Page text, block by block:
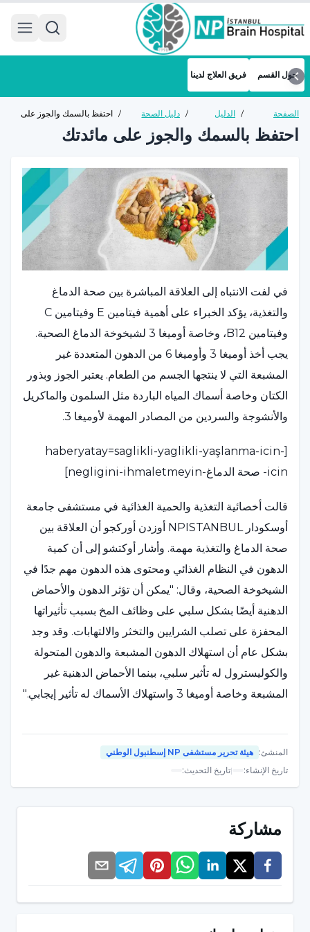
حول القسم فريق العلاج لدينا
الصفحة
الرئيسية
/ الدليل
/ دليل الصحة
العامة
/ احتفظ بالسمك والجوز على
مائدتك
احتفظ بالسمك والجوز على مائدتك
في لفت الانتباه إلى العلاقة المباشرة بين صحة الدماغ
والتغذية، يؤكد الخبراء على أهمية فيتامين E وفيتامين C
وفيتامين B12، وخاصة أوميغا 3 لشيخوخة الدماغ الصحية.
يجب أخذ أوميغا 3 وأوميغا 6 من الدهون المتعددة غير
المشبعة التي لا ينتجها الجسم من الطعام. يعتبر الجوز وبذور
الكتان وخاصة أسماك المياه الباردة مثل السلمون والماكريل
والأنشوجة والسردين من المصادر المهمة لأوميغا 3.
[haberyatay=saglikli-yaglikli-yaşlanma-icin-
icin- صحة الدماغ-negligini-ihmaletmeyin]
قالت أخصائية التغذية والحمية الغذائية في مستشفى جامعة
أوسكودار NPISTANBUL أوزدن أوركجو أن العلاقة بين
صحة الدماغ والتغذية مهمة. وأشار أوكتشو إلى أن كمية
الدهون في النظام الغذائي ومحتوى هذه الدهون مهم جدًا في
الشيخوخة الصحية، وقال: "يمكن أن تؤثر الدهون والأحماض
الدهنية أيضًا بشكل سلبي على وظائف المخ بسبب تأثيراتها
المحفزة على تصلب الشرايين والتخثر والالتهابات. وقد وجد
بشكل عام أن استهلاك الدهون المشبعة والدهون المتحولة
والكوليسترول له تأثير سلبي، بينما الأحماض الدهنية غير
المشبعة وخاصة أوميغا 3 واستهلاك الأسماك له تأثير إيجابي."
قال أوزدن أوركتشو إنه في بعض الدراسات، وخاصة
في الوظائف الإدراكية. وفي إشارة إلى أن الأحماض الدهنية
أوميغا 3 تحمي الدماغ أثناء عملية الشيخوخة، قال أوزدن
أوركجو: "يمكن القول إنه من المهم تناول نظام غذائي غني
المنشئ: هيئة تحرير مستشفى NP إسطنبول الوطني
تاريخ الإنشاء:
|تاريخ التحديث:
مشاركة